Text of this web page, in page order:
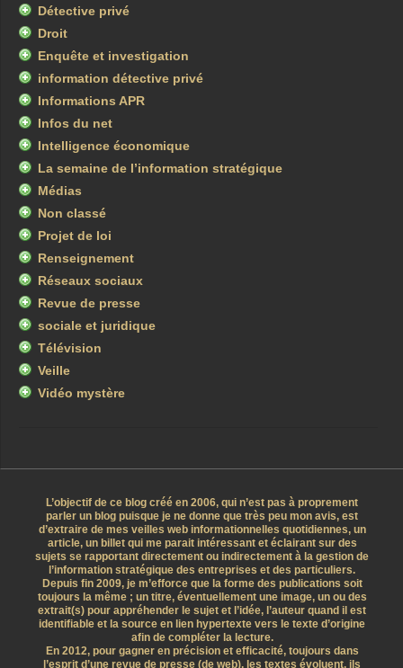
Détective privé
Droit
Enquête et investigation
information détective privé
Informations APR
Infos du net
Intelligence économique
La semaine de l’information stratégique
Médias
Non classé
Projet de loi
Renseignement
Réseaux sociaux
Revue de presse
sociale et juridique
Télévision
Veille
Vidéo mystère
L’objectif de ce blog créé en 2006, qui n’est pas à proprement
parler un blog puisque je ne donne que très peu mon avis, est
d’extraire de mes veilles web informationnelles quotidiennes, un
article, un billet qui me parait intéressant et éclairant sur des
sujets se rapportant directement ou indirectement à la gestion de
l’information stratégique des entreprises et des particuliers.
Depuis fin 2009, je m’efforce que la forme des publications soit
toujours la même ; un titre, éventuellement une image, un ou des
extrait(s) pour appréhender le sujet et l’idée, l’auteur quand il est
identifiable et la source en lien hypertexte vers le texte d’origine
afin de compléter la lecture.
En 2012, pour gagner en précision et efficacité, toujours dans
l’esprit d’une revue de presse (de web), les textes évoluent, ils